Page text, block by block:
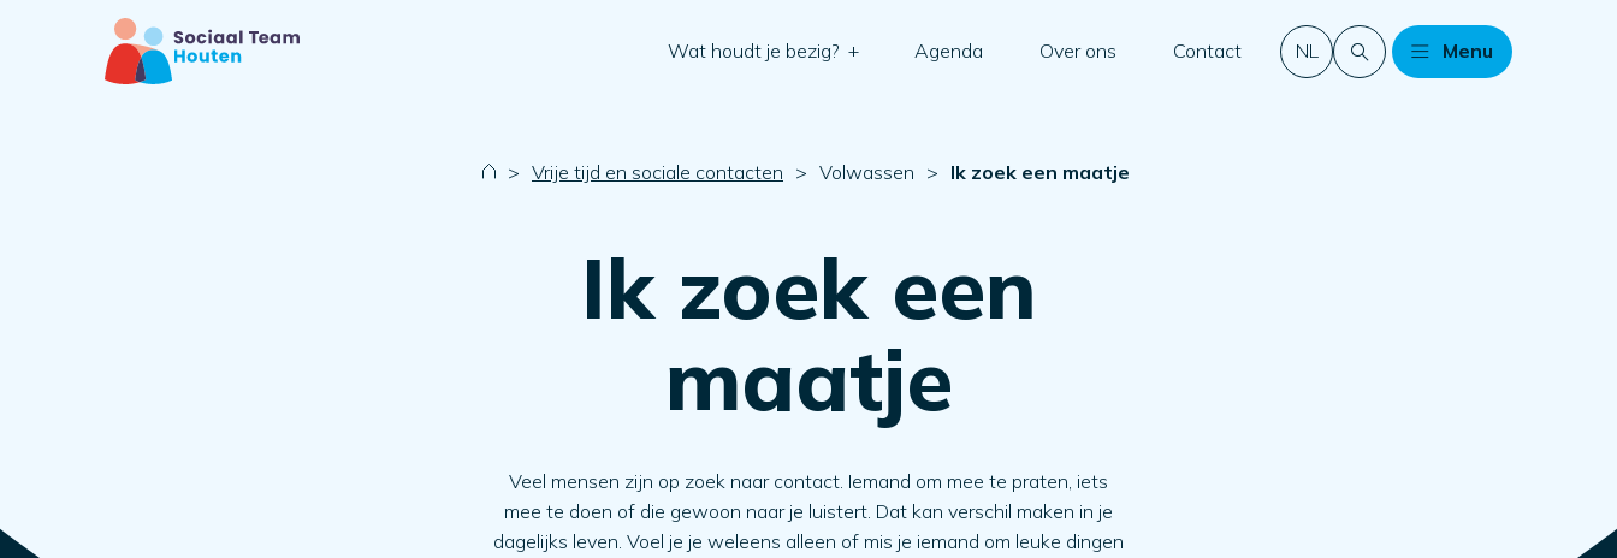
Wat houdt je bezig? + Agenda Over ons Contact NL Menu
> Vrije tijd en sociale contacten > Volwassen > Ik zoek een maatje
Ik zoek een
maatje
Veel mensen zijn op zoek naar contact. Iemand om mee te praten, iets
mee te doen of die gewoon naar je luistert. Dat kan verschil maken in je
dagelijks leven. Voel je je weleens alleen of mis je iemand om leuke dingen